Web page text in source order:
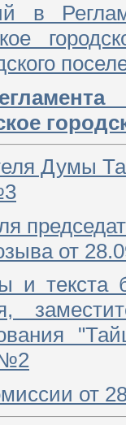
в
Думы
от
и текста
№2
от